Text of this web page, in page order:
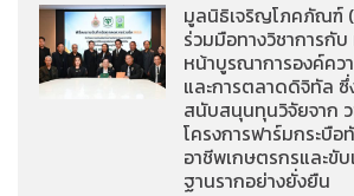
มูลนิธิเจริญโภคภัณฑ์
ร่วมมือทางวิชาการกั
หน้าบูรณาการองค์คว
และการตลาดดิจิทัล ซึ่
สนับสนุนทุนวิจัยจาก
โครงการฟาร์มกระบื
อาชีพเกษตรกรและขั
ฐานรากอย่างยั่งยืน